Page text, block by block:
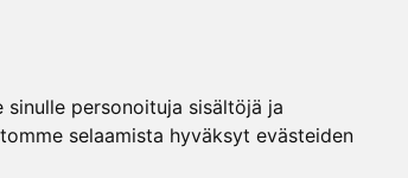
personoituja sisältöjä ja
selaamista hyväksyt evästeiden